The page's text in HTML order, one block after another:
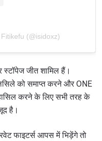
(@isidoxz)
स्टॉपेज जीत शामिल हैं।
को समाप्त करने और ONE
करने के लिए सभी तरह के
है।
फाइटर्स आपस में भिड़ेंगे तो